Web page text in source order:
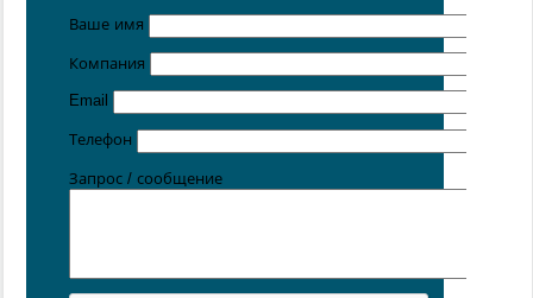
Хабаровске,Ростове-на-Дону,Екатеринбурге,
Симферополе.
Цена от 5 руб. / кг
Ваше имя
Компания
Email
Телефон
Запрос / сообщение